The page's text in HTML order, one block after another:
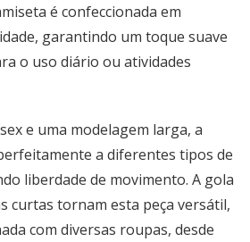
é confeccionada em
garantindo um toque suave
o uso diário ou atividades
e uma modelagem larga, a
a diferentes tipos de
liberdade de movimento. A gola
curtas tornam esta peça versátil,
com diversas roupas, desde